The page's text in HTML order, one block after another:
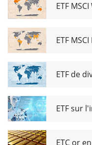
ETF
ETC or